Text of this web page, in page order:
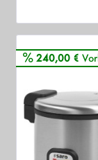
240,00 €